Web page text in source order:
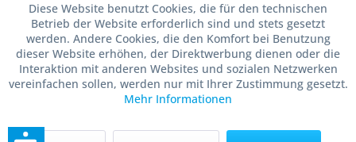
Diese Website benutzt Cookies, die für den technischen
Betrieb der Website erforderlich sind und stets gesetzt
werden. Andere Cookies, die den Komfort bei Benutzung
dieser Website erhöhen, der Direktwerbung dienen oder die
Interaktion mit anderen Websites und sozialen Netzwerken
vereinfachen sollen, werden nur mit Ihrer Zustimmung gesetzt.
Mehr Informationen